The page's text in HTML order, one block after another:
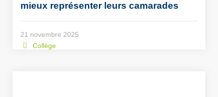
mieux représenter leurs camarades
21 novembre 2025
Collège